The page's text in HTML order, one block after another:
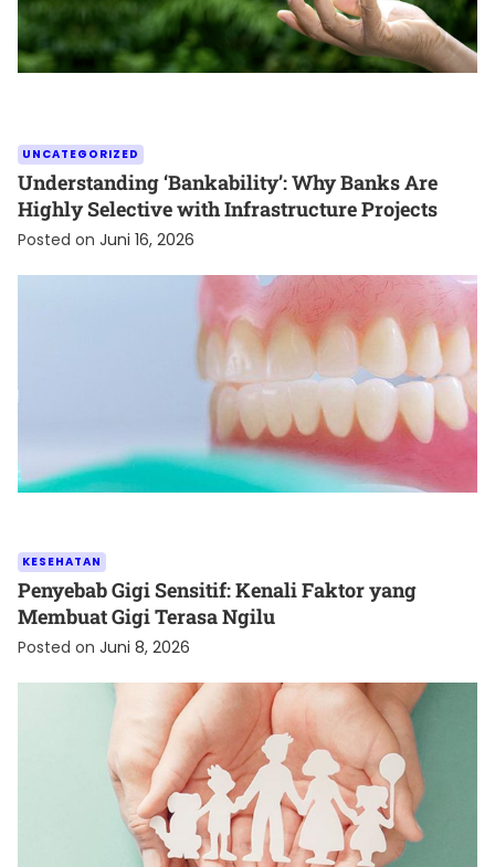
UNCATEGORIZED
Understanding ‘Bankability’: Why Banks Are
Highly Selective with Infrastructure Projects
Posted on Juni 16, 2026
KESEHATAN
Penyebab Gigi Sensitif: Kenali Faktor yang
Membuat Gigi Terasa Ngilu
Posted on Juni 8, 2026